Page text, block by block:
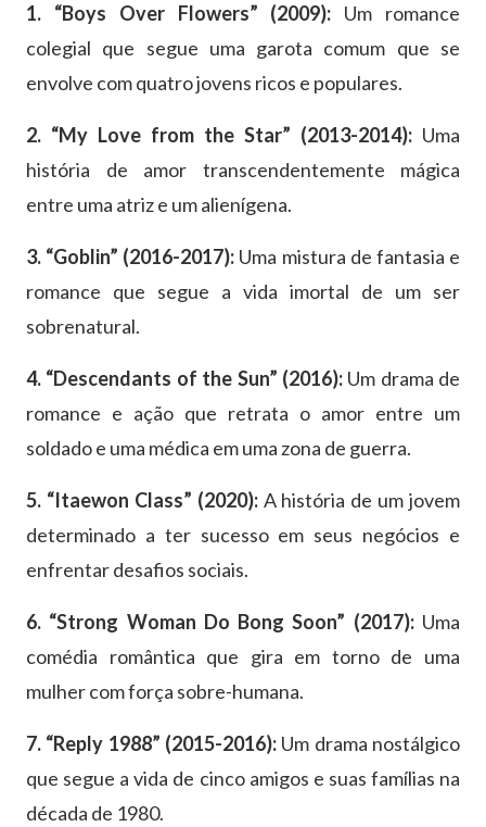
1. “Boys Over Flowers” (2009): Um romance
colegial que segue uma garota comum que se
envolve com quatro jovens ricos e populares.
2. “My Love from the Star” (2013-2014): Uma
história de amor transcendentemente mágica
entre uma atriz e um alienígena.
3. “Goblin” (2016-2017): Uma mistura de fantasia e
romance que segue a vida imortal de um ser
sobrenatural.
4. “Descendants of the Sun” (2016):Um drama de
romance e ação que retrata o amor entre um
soldado e uma médica em uma zona de guerra.
5. “Itaewon Class” (2020):A história de um jovem
determinado a ter sucesso em seus negócios e
enfrentar desafios sociais.
6. “Strong Woman Do Bong Soon” (2017):Uma
comédia romântica que gira em torno de uma
mulher com força sobre-humana.
7. “Reply 1988” (2015-2016): Um drama nostálgico
que segue a vida de cinco amigos e suas famílias na
década de 1980.